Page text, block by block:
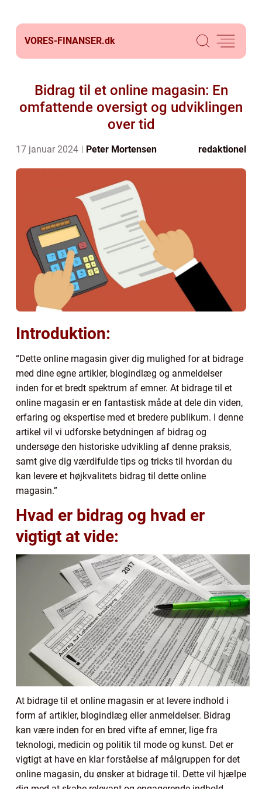
VORES-FINANSER.dk
Bidrag til et online magasin: En
omfattende oversigt og udviklingen
over tid
17 januar 2024 Peter Mortensen redaktionel
Introduktion:
“Dette online magasin giver dig mulighed for at bidrage
med dine egne artikler, blogindlæg og anmeldelser
inden for et bredt spektrum af emner. At bidrage til et
online magasin er en fantastisk måde at dele din viden,
erfaring og ekspertise med et bredere publikum. I denne
artikel vil vi udforske betydningen af bidrag og
undersøge den historiske udvikling af denne praksis,
samt give dig værdifulde tips og tricks til hvordan du
kan levere et højkvalitets bidrag til dette online
magasin.”
Hvad er bidrag og hvad er
vigtigt at vide:
At bidrage til et online magasin er at levere indhold i
form af artikler, blogindlæg eller anmeldelser. Bidrag
kan være inden for en bred vifte af emner, lige fra
teknologi, medicin og politik til mode og kunst. Det er
vigtigt at have en klar forståelse af målgruppen for det
online magasin, du ønsker at bidrage til. Dette vil hjælpe